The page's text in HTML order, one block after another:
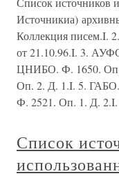
Источникиа)
Коллекция писем.I.
от 21.10.96.I. 3.
ЦНИБО. Ф. 1650. Оп.
Оп. 2. Д. 1.I. 5.
Ф. 2521. Оп. 1. Д. 2.I.
Список